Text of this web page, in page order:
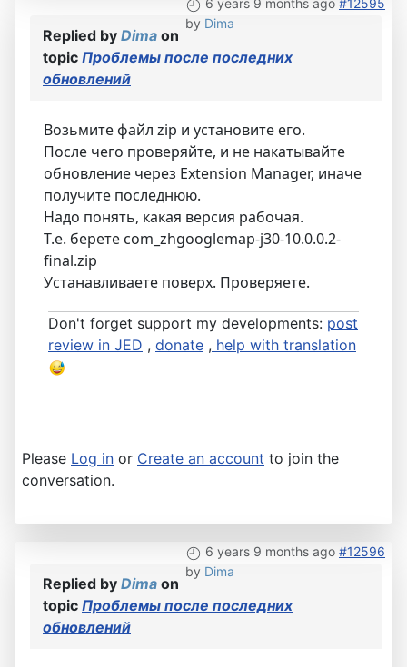
6 years 9 months ago #12595
by Dima
Replied by Dima on
topic Проблемы после последних
обновлений
Возьмите файл zip и установите его.
После чего проверяйте, и не накатывайте
обновление через Extension Manager, иначе
получите последнюю.
Надо понять, какая версия рабочая.
Т.е. берете com_zhgooglemap-j30-10.0.0.2-
final.zip
Устанавливаете поверх. Проверяете.
Don't forget support my developments: post
review in JED , donate , help with translation
Please Log in or Create an account to join the
conversation.
6 years 9 months ago #12596
by Dima
Replied by Dima on
topic Проблемы после последних
обновлений